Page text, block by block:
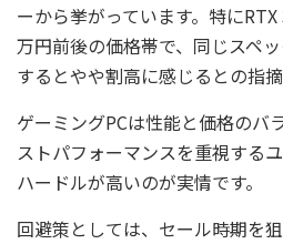
ーから挙がっています。特に
万円前後の価格帯で、同じスペ
するとやや割高に感じるとの指摘
ゲーミングPCは性能と価格のバ
ストパフォーマンスを重視する
ハードルが高いのが実情です。
回避策としては、セール時期を